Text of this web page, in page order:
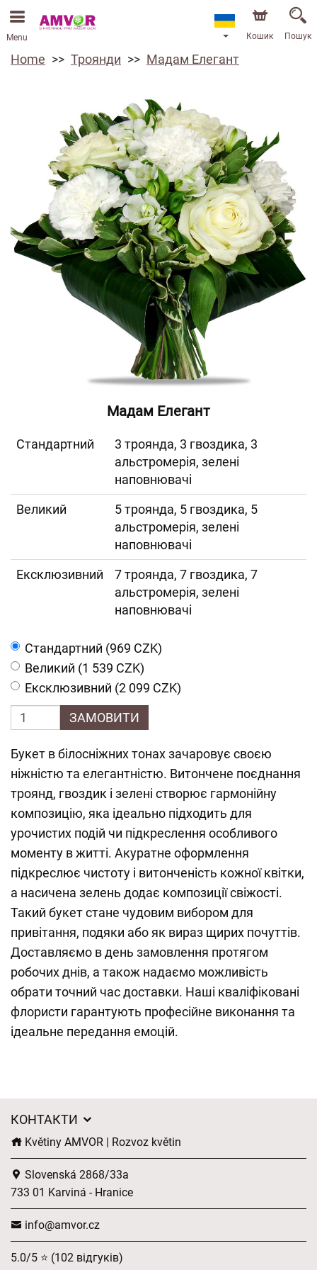
Menu Кошик Пошук
Home Троянди Мадам Елегант
Мадам Елегант
Cтандартний
3 троянда, 3 гвоздика, 3
альстромерія, зелені
наповнювачі
Великий
5 троянда, 5 гвоздика, 5
альстромерія, зелені
наповнювачі
Ексклюзивний
7 троянда, 7 гвоздика, 7
альстромерія, зелені
наповнювачі
Cтандартний (969 CZK)
Великий (1 539 CZK)
Ексклюзивний (2 099 CZK)
ЗАМОВИТИ
Букет в білосніжних тонах зачаровує своєю
ніжністю та елегантністю. Витончене поєднання
троянд, гвоздик і зелені створює гармонійну
композицію, яка ідеально підходить для
урочистих подій чи підкреслення особливого
моменту в житті. Акуратне оформлення
підкреслює чистоту і витонченість кожної квітки,
а насичена зелень додає композиції свіжості.
Такий букет стане чудовим вибором для
привітання, подяки або як вираз щирих почуттів.
Доставляємо в день замовлення протягом
робочих днів, а також надаємо можливість
обрати точний час доставки. Наші кваліфіковані
флористи гарантують професійне виконання та
ідеальне передання емоцій.
КОНТАКТИ
Květiny AMVOR | Rozvoz květin
Slovenská 2868/33a
733 01 Karviná - Hranice
info@amvor.cz
5.0/5 ⭐ (102 відгуків)